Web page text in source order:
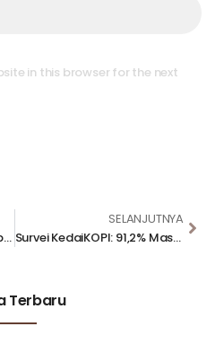
in this browser for the next
Survei KedaiKOPI: 62,3% Publik Percaya Transparansi BPI Danantara, Sinyal Baik Investasi Tanah Air
SELANJUTNYA
Survei KedaiKOPI: 91,2% Masyarakat Puas dengan Rekayasa Lalu Lintas Mudik 2025
Terbaru